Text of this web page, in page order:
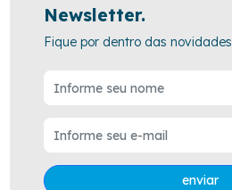
Newsletter.
Fique por dentro das novidades
enviar